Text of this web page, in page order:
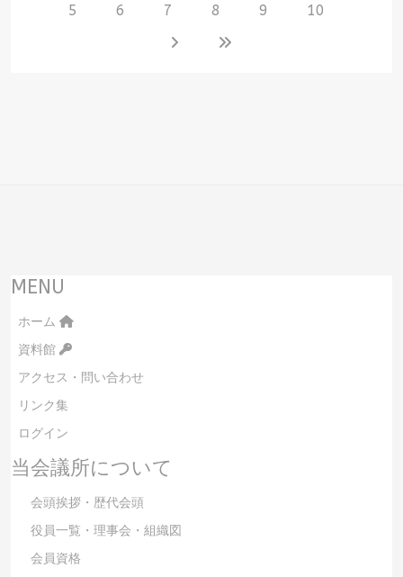
5
6 7 8 9 10
MENU
ホーム
資料館
アクセス・問い合わせ
リンク集
ログイン
当会議所について
会頭挨拶・歴代会頭
役員一覧・理事会・組織図
会員資格